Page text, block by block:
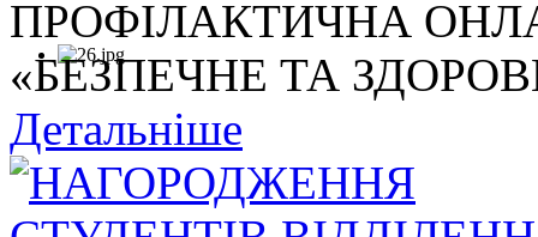
ПРОФІЛАКТИЧНА
«БЕЗПЕЧНЕ ТА
Детальніше